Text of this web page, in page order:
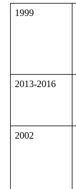
1999
2013-2016
2002